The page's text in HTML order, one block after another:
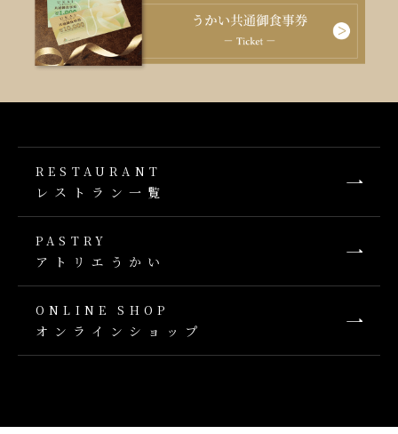
RESTAURANT
レストラン一覧
PASTRY
アトリエうかい
ONLINE SHOP
オンラインショップ